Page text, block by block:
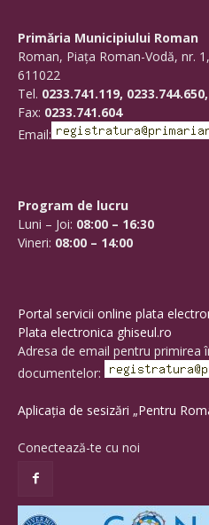
Primăria Municipiului Roman
Roman, Piaţa Roman-Vodă, nr.
611022
Tel. 0233.741.119,
Fax: 0233.741.604
Email:
Program de lucru
Luni – Joi: 08:00 – 16:30
Vineri: 08:00 – 14:00
Portal servicii online plata
Plata electronica ghiseul.ro
Adresa de email pentru primirea
documentelor:
Aplicația de sesizări „Pentru
Conectează-te cu noi